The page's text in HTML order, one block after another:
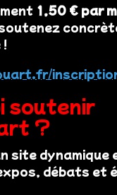
1,50 € par
!
soutenir
?
site dynamique
débats et